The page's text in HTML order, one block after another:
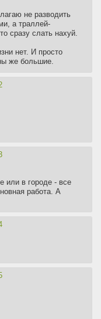
не разводить
а траллей-
сразу слать нахуй.
нет. И просто
же большие.
или в городе - все
работа. А